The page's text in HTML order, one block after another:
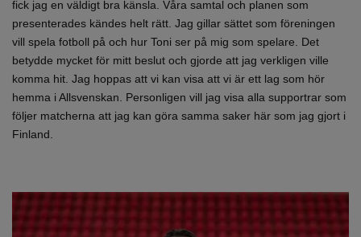
fick jag en väldigt bra känsla. Våra samtal och planen som
presenterades kändes helt rätt. Jag gillar sättet som föreningen
vill spela fotboll på och hur Toni ser på mig som spelare. Det
betydde mycket för mitt beslut och gjorde att jag verkligen ville
komma hit. Jag hoppas att vi kan visa att vi är ett lag som hör
hemma i Allsvenskan. Personligen vill jag visa alla supportrar som
följer matcherna att jag kan göra samma saker här som jag gjort i
Finland.